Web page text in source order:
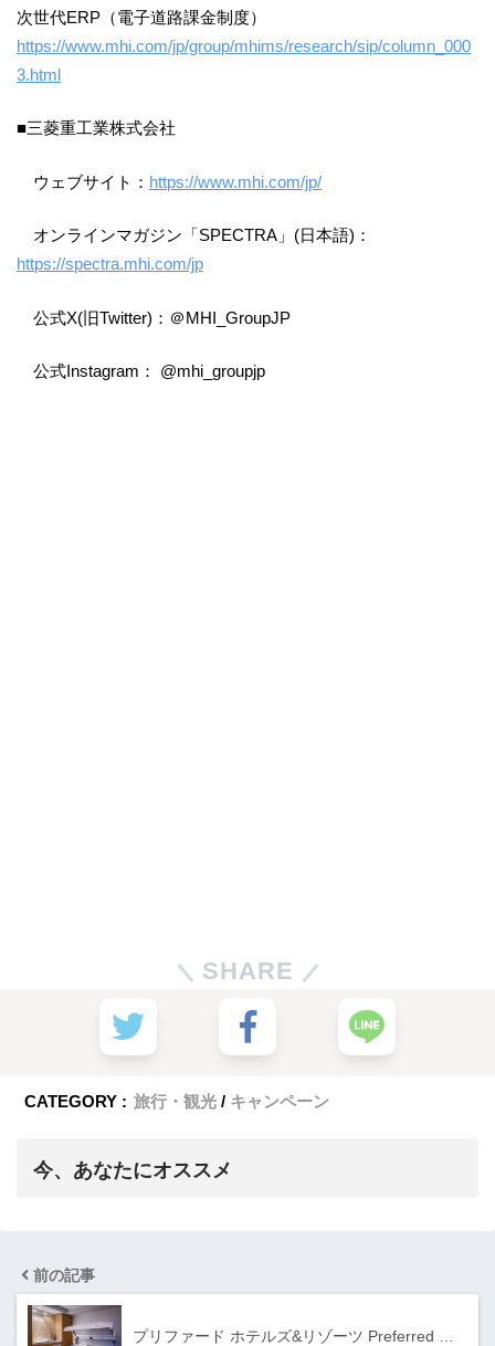
次世代ERP（電子道路課金制度）
https://www.mhi.com/jp/group/mhims/research/sip/column_000
3.html
■三菱重工業株式会社
ウェブサイト： https://www.mhi.com/jp/
オンラインマガジン「SPECTRA」(日本語)：
https://spectra.mhi.com/jp
公式X(旧Twitter)：＠MHI_GroupJP
公式Instagram： @mhi_groupjp
SHARE
CATEGORY : 旅行・観光 キャンペーン
今、あなたにオススメ
前の記事
プリファード ホテルズ&リゾーツ Preferred …